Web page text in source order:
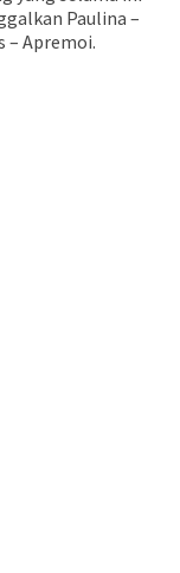
Paulina –
– Apremoi.